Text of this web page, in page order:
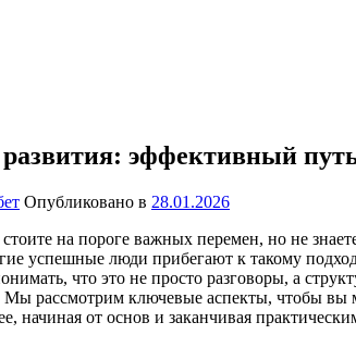
эффективный
Опубликовано в 28.01.2026
на пороге важных перемен, но не
успешные люди прибегают к такому
что это не просто разговоры, а
Мы рассмотрим ключевые аспекты, чтобы вы
начиная от основ и заканчивая